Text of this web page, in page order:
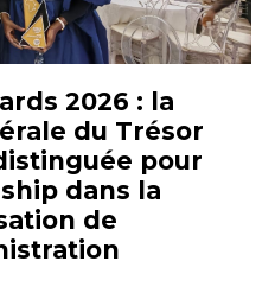
2026 : la
du Trésor
pour
dans la
de